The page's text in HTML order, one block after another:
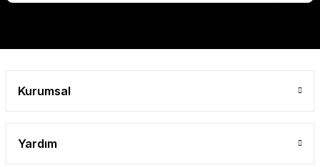
Kurumsal
Yardım